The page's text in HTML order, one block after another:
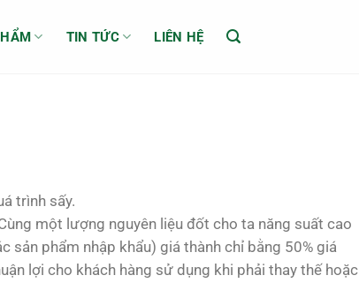
TIN TỨC LIÊN HỆ
trình sấy.
một lượng nguyên liệu đốt cho ta năng suất cao
sản phẩm nhập khẩu) giá thành chỉ bằng 50% giá
lợi cho khách hàng sử dụng khi phải thay thế hoặc